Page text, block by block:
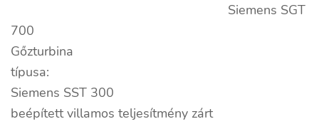
Siemens SGT
700
Gőzturbina
típusa:
Siemens SST 300
beépített villamos teljesítmény zárt